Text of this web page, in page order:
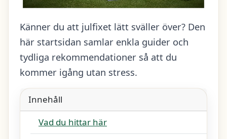
Känner du att julfixet lätt sväller över? Den
här startsidan samlar enkla guider och
tydliga rekommendationer så att du
kommer igång utan stress.
Innehåll
Vad du hittar här